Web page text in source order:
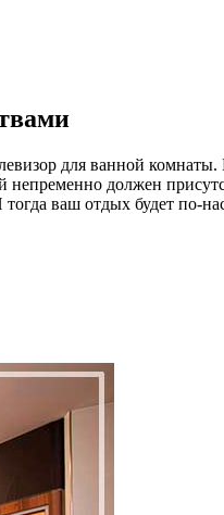
для ванной
должен
ваш отдых будет по-